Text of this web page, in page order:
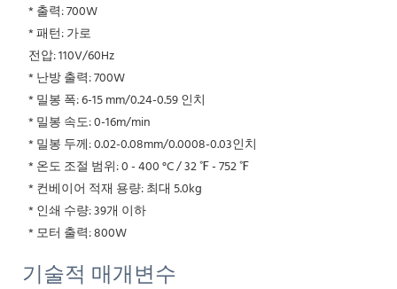
* 출력: 700W
* 패턴: 가로
전압: 110V/60Hz
* 난방 출력: 700W
* 밀봉 폭: 6-15 mm/0.24-0.59 인치
* 밀봉 속도: 0-16m/min
* 밀봉 두께: 0.02-0.08mm/0.0008-0.03인치
* 온도 조절 범위: 0 - 400 °C / 32 ℉ - 752 ℉
* 컨베이어 적재 용량: 최대 5.0kg
* 인쇄 수량: 39개 이하
* 모터 출력: 800W
기술적 매개변수